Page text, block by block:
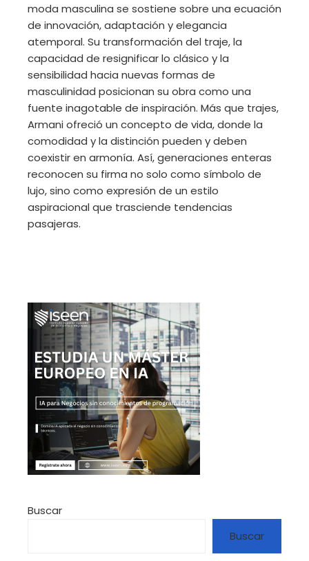
moda masculina se sostiene sobre una ecuación
de innovación, adaptación y elegancia
atemporal. Su transformación del traje, la
capacidad de resignificar lo clásico y la
sensibilidad hacia nuevas formas de
masculinidad posicionan su obra como una
fuente inagotable de inspiración. Más que trajes,
Armani ofreció un concepto de vida, donde la
comodidad y la distinción pueden y deben
coexistir en armonía. Así, generaciones enteras
reconocen su firma no solo como símbolo de
lujo, sino como expresión de un estilo
aspiracional que trasciende tendencias
pasajeras.
Buscar
Buscar